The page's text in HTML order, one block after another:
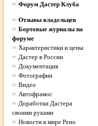
Форум Дастер Клуба
Отзывы владельцев
Бортовые журналы на
форуме
Характеристики и цены
Дастер в России
Документация
Фотографии
Видео
Автофрамос
Доработки Дастера
своими руками
Новости в мире Рено